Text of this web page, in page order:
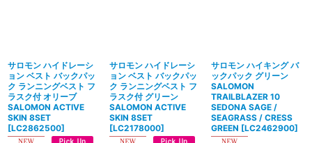
サロモン ハイドレーシ
ョン ベスト バックパッ
ク ランニングベスト フ
ラスク付 オリーブ
SALOMON ACTIVE
SKIN 8SET
[LC2862500]
サロモン ハイドレーシ
ョン ベスト バックパッ
ク ランニングベスト フ
ラスク付 グリーン
SALOMON ACTIVE
SKIN 8SET
[LC2178000]
サロモン ハイキング バ
ックパック グリーン
SALOMON
TRAILBLAZER 10
SEDONA SAGE /
SEAGRASS / CRESS
GREEN [LC2462900]